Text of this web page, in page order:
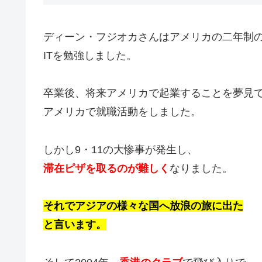
ディーン・フジオカさんはアメリカの二年制
ITを勉強しました。
卒業後、将来アメリカで起業することを夢見て
アメリカで就職活動をしました。
しかし9・11の大惨事が発生し、
滞在ピザを取るのが難しく なりました。
それでアジアの様々な国へ放浪の旅に出た
と言います。